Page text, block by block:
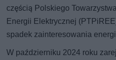
częścią Polskiego
Energii Elektrycznej
spadek zainteresowania
W październiku 2024 roku